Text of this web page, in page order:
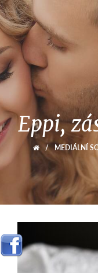
Eppi,
/ MEDIÁLNÍ